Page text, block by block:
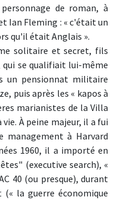
de roman, à
Ian Fleming : « c'était un
qu'il était Anglais ».
solitaire et secret, fils
qui se qualifiait lui-même
un pensionnat militaire
puis après les « kapos à
marianistes de la Villa
À peine majeur, il a fui
management à Harvard
1960, il a importé en
(executive search), «
40 (ou presque), durant
(« la guerre économique